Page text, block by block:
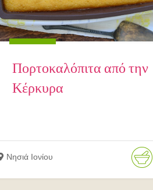
Πορτοκαλόπιτα από την
Κέρκυρα
Νησιά Ιονίου